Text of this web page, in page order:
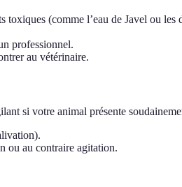
(comme l’eau de Javel ou les
professionnel.
au vétérinaire.
si votre animal présente
ou au contraire agitation.